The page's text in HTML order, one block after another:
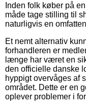
Inden folk køber på
måde tage stilling til
naturligvis en
Et nemt alternativ
forhandleren er
længe har været en
den officielle danske
hyppigt overvåges af
området. Dette er en
oplever problemer i